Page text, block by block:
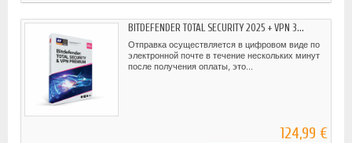
BITDEFENDER TOTAL SECURITY 2025 + VPN 3...
Отправка осуществляется в цифровом виде по
электронной почте в течение нескольких минут
после получения оплаты, это...
124,99 €